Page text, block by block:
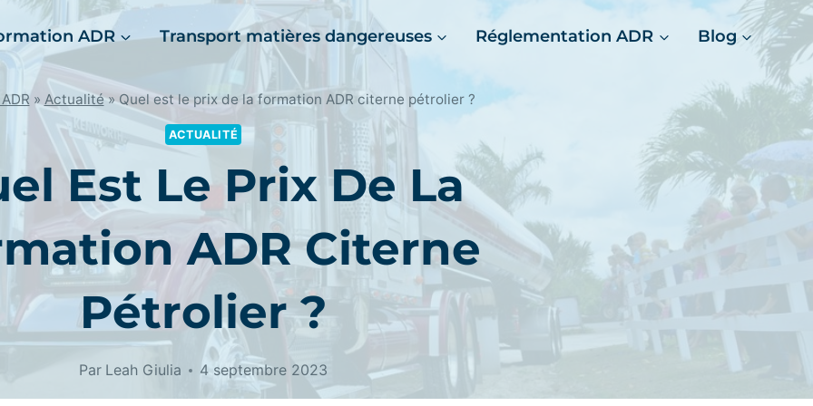
ADR Transport matières dangereuses Réglementation ADR Blog
» Actualité»Quel est le prix de la formation ADR citerne pétrolier ?
ACTUALITÉ
Est Le Prix De La
ADR Citerne
Pétrolier ?
Par Leah Giulia 4 septembre 2023